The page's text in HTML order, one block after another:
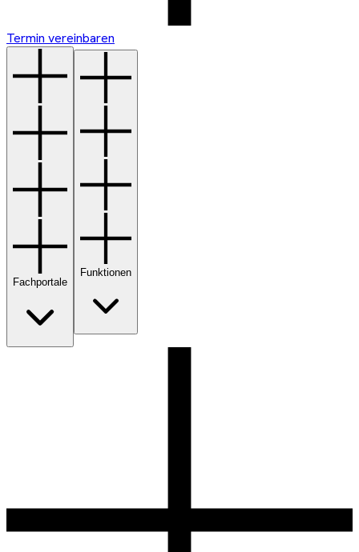
Termin vereinbaren
Fachportale
Funktionen